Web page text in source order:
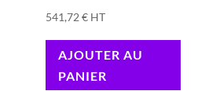
541,72€ HT
AJOUTER AU
PANIER